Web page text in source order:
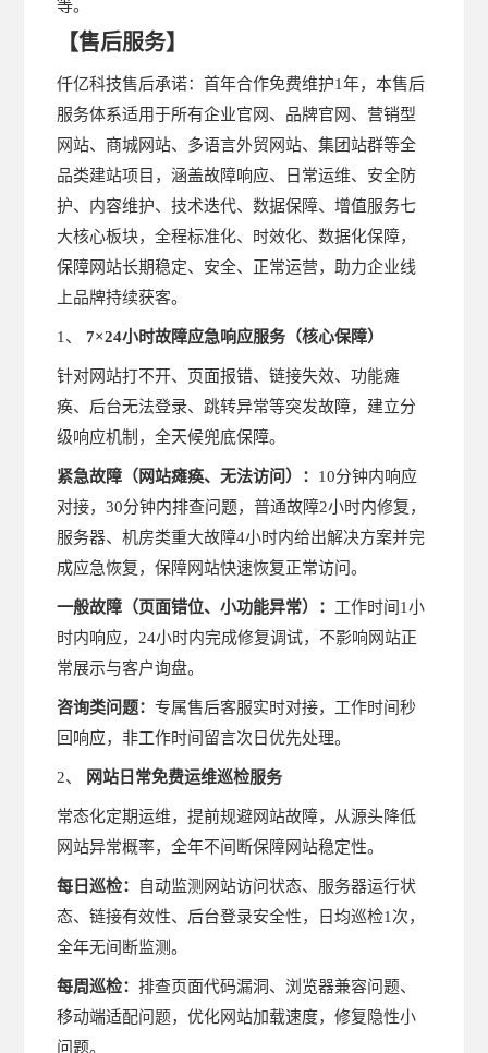
等。
【售后服务】
仟亿科技售后承诺：首年合作免费维护1年，本售后
服务体系适用于所有企业官网、品牌官网、营销型
网站、商城网站、多语言外贸网站、集团站群等全
品类建站项目，涵盖故障响应、日常运维、安全防
护、内容维护、技术迭代、数据保障、增值服务七
大核心板块，全程标准化、时效化、数据化保障，
保障网站长期稳定、安全、正常运营，助力企业线
上品牌持续获客。
1、7×24小时故障应急响应服务（核心保障）
针对网站打不开、页面报错、链接失效、功能瘫
痪、后台无法登录、跳转异常等突发故障，建立分
级响应机制，全天候兜底保障。
紧急故障（网站瘫痪、无法访问）： 10分钟内响应
对接，30分钟内排查问题，普通故障2小时内修复，
服务器、机房类重大故障4小时内给出解决方案并完
成应急恢复，保障网站快速恢复正常访问。
一般故障（页面错位、小功能异常）： 工作时间1小
时内响应，24小时内完成修复调试，不影响网站正
常展示与客户询盘。
咨询类问题：专属售后客服实时对接，工作时间秒
回响应，非工作时间留言次日优先处理。
2、 网站日常免费运维巡检服务
常态化定期运维，提前规避网站故障，从源头降低
网站异常概率，全年不间断保障网站稳定性。
每日巡检：
自动监测网站访问状态、服务器运行状
态、链接有效性、后台登录安全性，日均巡检1次，
全年无间断监测。
每周巡检：排查页面代码漏洞、浏览器兼容问题、
移动端适配问题，优化网站加载速度，修复隐性小
问题。